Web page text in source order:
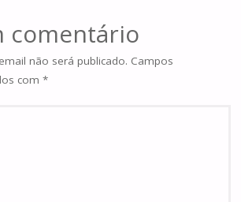
comentário
não será publicado. Campos
com *